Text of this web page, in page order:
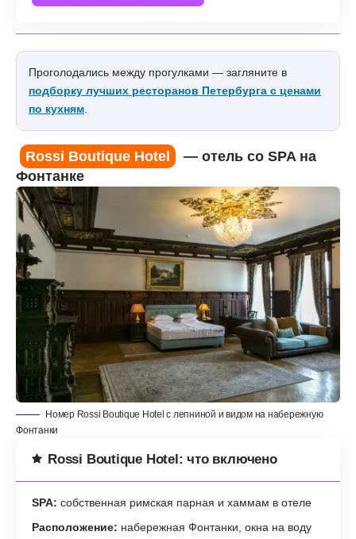
Проголодались между прогулками — загляните в
подборку лучших ресторанов Петербурга с ценами
по кухням
Rossi Boutique Hotel
— отель со SPA на
Фонтанке
Номер Rossi Boutique Hotel с лепниной и видом на набережную
Фонтанки
Rossi Boutique Hotel: что включено
SPA: собственная римская парная и хаммам в отеле
Расположение: набережная Фонтанки, окна на воду